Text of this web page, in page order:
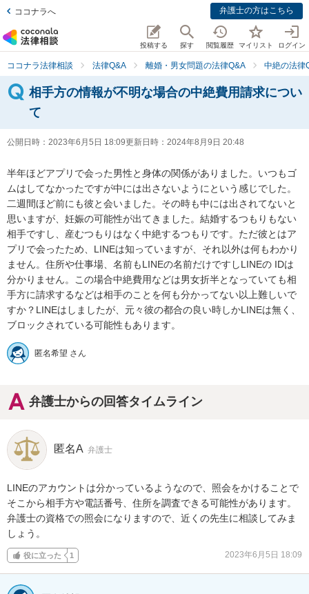
ココナラへ 弁護士の方はこちら
投稿する 探す 閲覧履歴 マイリスト ログイン
ココナラ法律相談 法律Q&A 離婚・男女問題の法律Q&A 中絶の法律
相手方の情報が不明な場合の中絶費用請求につい
て
公開日時： 2023年6月5日 18:09更新日時： 2024年8月9日 20:48
半年ほどアプリで会った男性と身体の関係がありました。いつもゴ
ムはしてなかったですが中には出さないようにという感じでした。
二週間ほど前にも彼と会いました。その時も中には出されてないと
思いますが、妊娠の可能性が出てきました。結婚するつもりもない
相手ですし、産むつもりはなく中絶するつもりです。ただ彼とはア
プリで会ったため、LINEは知っていますが、それ以外は何もわかり
ません。住所や仕事場、名前もLINEの名前だけですしLINEの IDは
分かりません。この場合中絶費用などは男女折半となっていても相
手方に請求するなどは相手のことを何も分かってない以上難しいで
すか？LINEはしましたが、元々彼の都合の良い時しかLINEは無く、
ブロックされている可能性もあります。
匿名希望 さん
弁護士からの回答タイムライン
匿名A 弁護士
LINEのアカウントは分かっているようなので、照会をかけることで
そこから相手方や電話番号、住所を調査できる可能性があります。
弁護士の資格での照会になりますので、近くの先生に相談してみま
しょう。
役に立った 1 2023年6月5日 18:09